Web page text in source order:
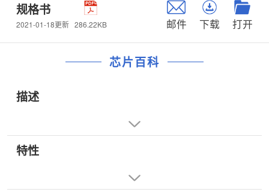
规格书
2021-01-18更新 286.22KB 邮件 下载 打开
芯片百科
描述
特性